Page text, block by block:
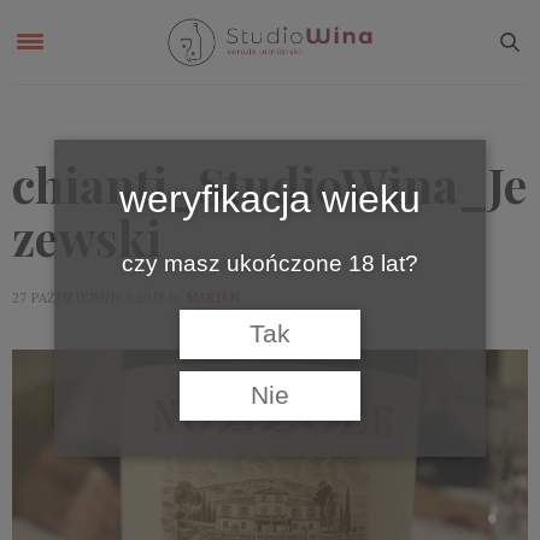
chianti_StudioWina_Je
zewski
27 PAŹDZIERNIKA 2013
weryfikacja wieku
czy masz ukończone 18 lat?
Tak
Nie